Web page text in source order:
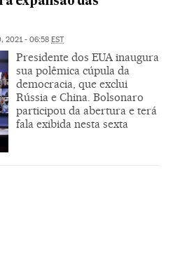
2021 - 06:58 EST
Presidente dos EUA inaugura
sua polêmica cúpula da
democracia, que exclui
Rússia e China. Bolsonaro
participou da abertura e terá
fala exibida nesta sexta